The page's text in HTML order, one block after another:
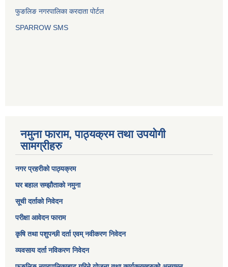
फुङलिङ नगरपालिका करदाता पोर्टल
SPARROW SMS
नमुना फाराम, पाठ्यक्रम तथा उपयोगी
सामग्रीहरु
नगर प्रहरीको पाठ्यक्रम
घर बहाल सम्झौताको नमुना
सूची दर्ताको निवेदन
परीक्षा आवेदन फाराम
कृषि तथा पशुपन्छी दर्ता एवम् नवीकरण निवेदन
व्यवसाय दर्ता नविकरण निवेदन